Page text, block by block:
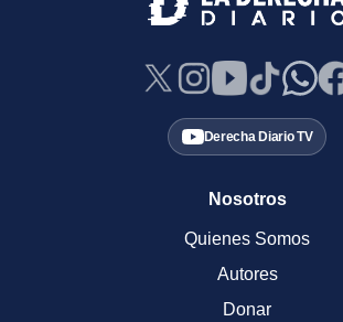
Derecha Diario TV
Nosotros
Quienes Somos
Autores
Donar